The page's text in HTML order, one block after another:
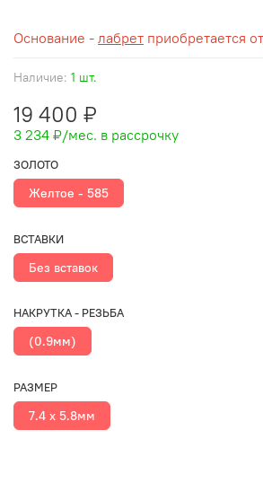
Наличие: 1 шт.
19 400 ₽
3 234 ₽/мес. в рассрочку
ЗОЛОТО
Желтое - 585
ВСТАВКИ
Без вставок
НАКРУТКА - РЕЗЬБА
(0.9мм)
РАЗМЕР
7.4 х 5.8мм
Основание - лабрет приобретается